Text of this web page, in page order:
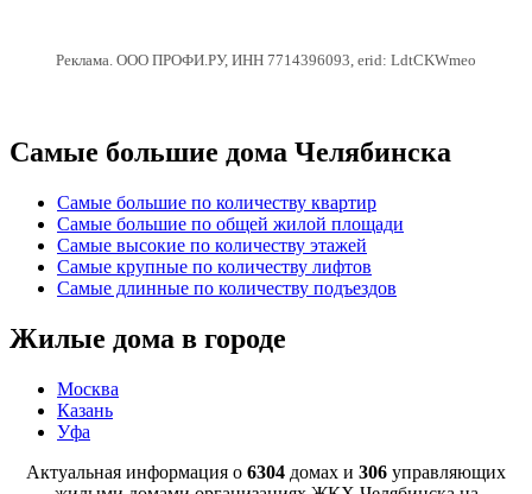
Реклама. ООО ПРОФИ.РУ, ИНН 7714396093, erid: LdtCKWmeo
Самые большие дома Челябинска
Самые большие по количеству квартир
Самые большие по общей жилой площади
Самые высокие по количеству этажей
Самые крупные по количеству лифтов
Самые длинные по количеству подъездов
Жилые дома в городе
Москва
Казань
Уфа
Актуальная информация о 6304 домах и 306 управляющих